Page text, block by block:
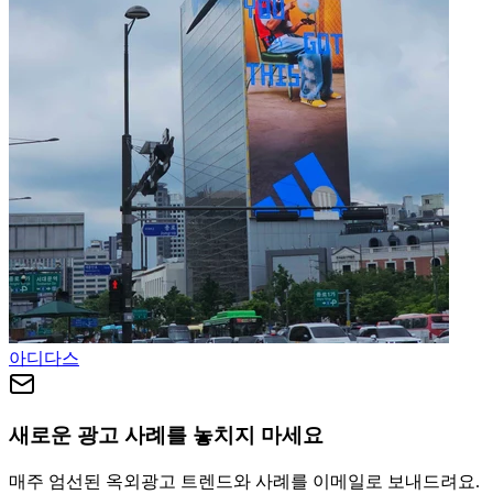
아디다스
새로운 광고 사례를 놓치지 마세요
매주 엄선된 옥외광고 트렌드와 사례를 이메일로 보내드려요.